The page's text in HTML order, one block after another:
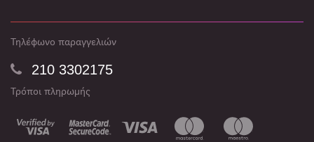
Τηλέφωνο παραγγελιών
210 3302175
Τρόποι πληρωμής